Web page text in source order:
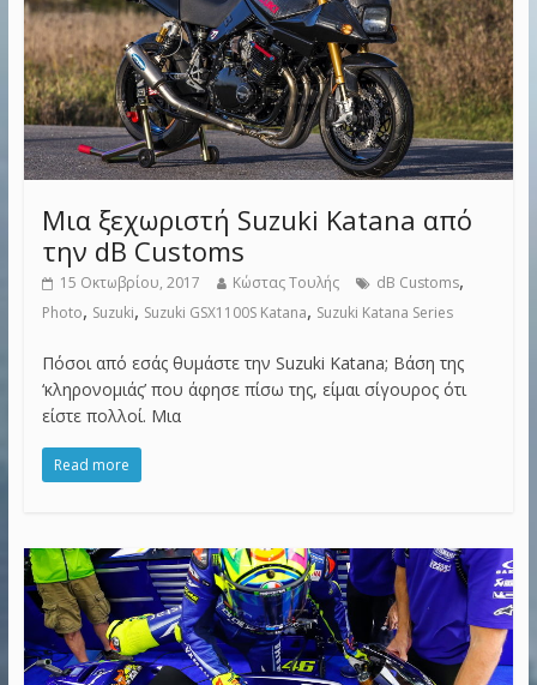
Μια ξεχωριστή Suzuki Katana από
την dB Customs
15 Οκτωβρίου, 2017 Κώστας Τουλής dB Customs,
Photo, Suzuki, Suzuki GSX1100S Katana, Suzuki Katana Series
Πόσοι από εσάς θυμάστε την Suzuki Katana; Βάση της
‘κληρονομιάς’ που άφησε πίσω της, είμαι σίγουρος ότι
είστε πολλοί. Μια
Read more